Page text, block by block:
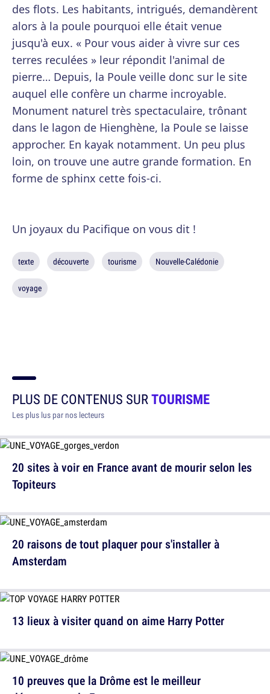
des flots. Les habitants, intrigués, demandèrent
alors à la poule pourquoi elle était venue
jusqu'à eux. « Pour vous aider à vivre sur ces
terres reculées » leur répondit l'animal de
pierre… Depuis, la Poule veille donc sur le site
auquel elle confère un charme incroyable.
Monument naturel très spectaculaire, trônant
dans le lagon de Hienghène, la Poule se laisse
approcher. En kayak notamment. Un peu plus
loin, on trouve une autre grande formation. En
forme de sphinx cette fois-ci.
Un joyaux du Pacifique on vous dit !
texte découverte tourisme Nouvelle-Calédonie
voyage
PLUS DE CONTENUS SURTOURISME
Les plus lus par nos lecteurs
20 sites à voir en France avant de mourir selon les
Topiteurs
13 lieux à visiter quand on aime Harry Potter
20 raisons de tout plaquer pour s'installer à
Amsterdam
10 preuves que la Drôme est le meilleur